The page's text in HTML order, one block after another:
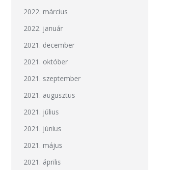
2022. március
2022. január
2021. december
2021. október
2021. szeptember
2021. augusztus
2021. július
2021. június
2021. május
2021. április